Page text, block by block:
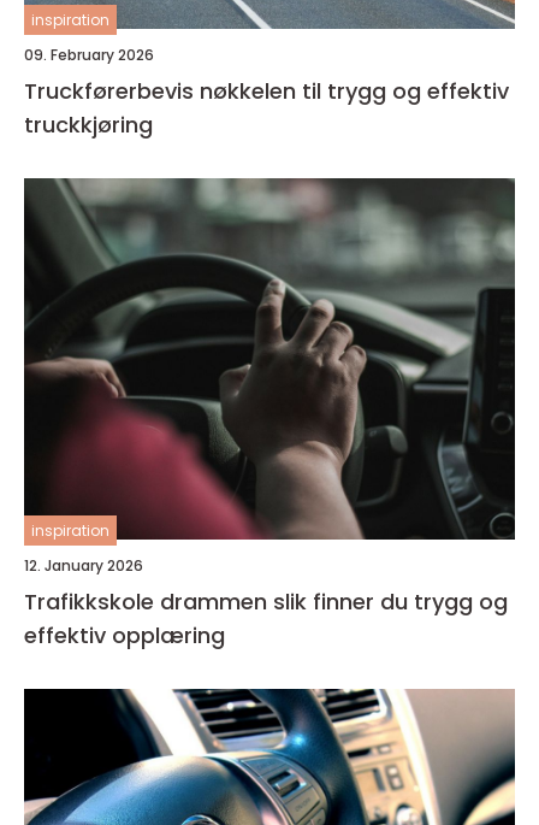
inspiration
09. February 2026
Truckførerbevis nøkkelen til trygg og effektiv
truckkjøring
inspiration
12. January 2026
Trafikkskole drammen slik finner du trygg og
effektiv opplæring